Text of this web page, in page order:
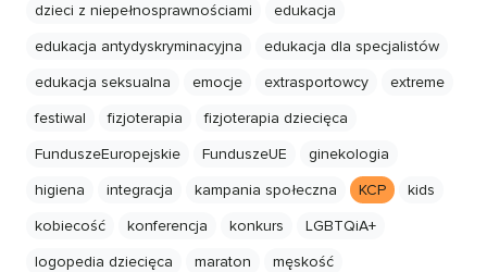
dzieci z niepełnosprawnościami
edukacja
edukacja antydyskryminacyjna
edukacja dla specjalistów
edukacja seksualna
emocje extrasportowcy
extreme
festiwal
fizjoterapia
fizjoterapia dziecięca
FunduszeEuropejskie
FunduszeUE
ginekologia
higiena
integracja kampania społeczna KCP
kids
kobiecość
konferencja konkurs
LGBTQiA+
logopedia dziecięca
maraton
męskość